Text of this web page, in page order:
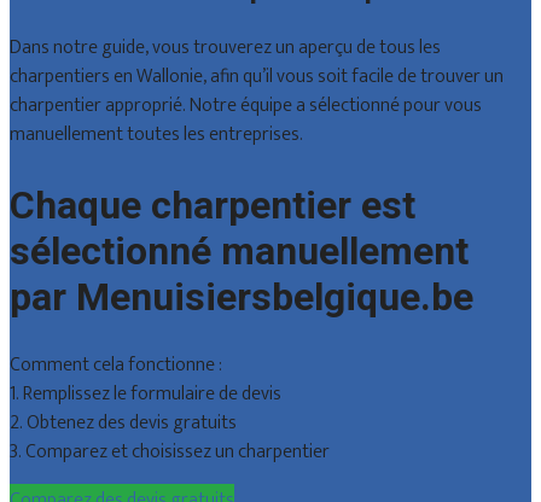
Dans notre guide, vous trouverez un aperçu de tous les
charpentiers en Wallonie, afin qu’il vous soit facile de trouver un
charpentier approprié. Notre équipe a sélectionné pour vous
manuellement toutes les entreprises.
Chaque charpentier est
sélectionné manuellement
par Menuisiersbelgique.be
Comment cela fonctionne :
1. Remplissez le formulaire de devis
2. Obtenez des devis gratuits
3. Comparez et choisissez un charpentier